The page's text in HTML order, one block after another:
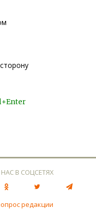
В СОЦСЕТЯХ
редакции